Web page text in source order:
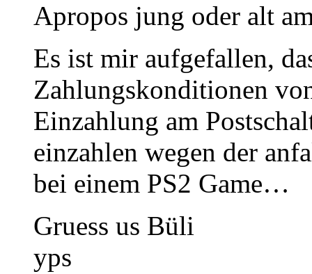
Apropos jung oder alt
Es ist mir aufgefallen,
Zahlungskonditionen
Einzahlung am
einzahlen wegen der
bei einem PS2 Game…
Gruess us Büli
yps